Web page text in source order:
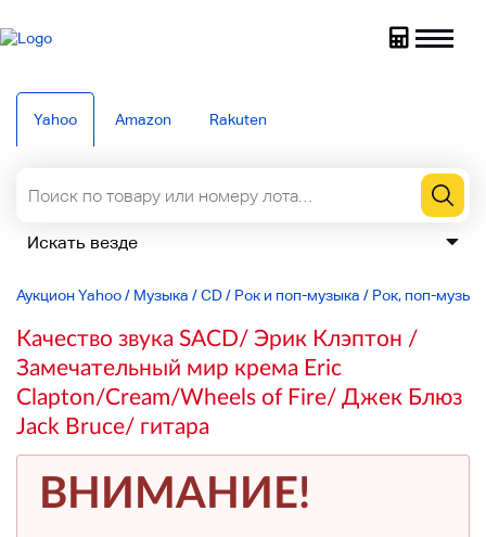
Yahoo Amazon Rakuten
Аукцион Yahoo/ Музыка /CD/ Рок и поп-музыка / Рок, поп-
Качество звука SACD/ Эрик Клэптон /
Замечательный мир крема Eric
Clapton/Cream/Wheels of Fire/ Джек Блюз
Jack Bruce/ гитара
ВНИМАНИЕ!